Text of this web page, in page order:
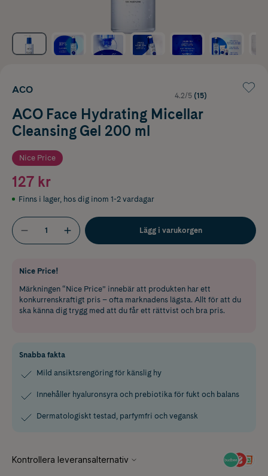
ACO
4.2/5 (15)
ACO Face Hydrating Micellar
Cleansing Gel 200 ml
Nice Price
127 kr
Finns i lager, hos dig inom 1-2 vardagar
Lägg i varukorgen
Nice Price!
Märkningen “Nice Price” innebär att produkten har ett
konkurrenskraftigt pris – ofta marknadens lägsta. Allt för att du
ska känna dig trygg med att du får ett rättvist och bra pris.
Snabba fakta
Mild ansiktsrengöring för känslig hy
Innehåller hyaluronsyra och prebiotika för fukt och balans
Dermatologiskt testad, parfymfri och vegansk